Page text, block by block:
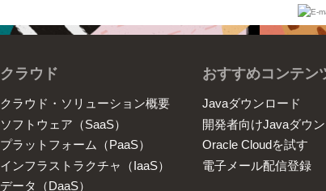
クラウド
クラウド・ソリューション概要
ソフトウェア（SaaS）
プラットフォーム（PaaS）
インフラストラクチャ（IaaS）
データ（DaaS）
おすすめコンテン
Javaダウンロード
開発者向けJavaダウ
Oracle Cloudを試す
電子メール配信登録